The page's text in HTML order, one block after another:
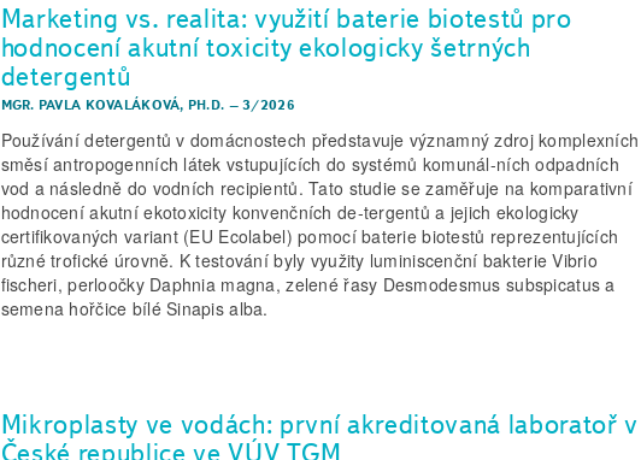
Marketing vs. realita: využití baterie biotestů pro
hodnocení akutní toxicity ekologicky šetrných
detergentů
MGR. PAVLA KOVALÁKOVÁ, PH.D. –3/2026
Používání detergentů v domácnostech představuje významný zdroj komplexních
směsí antropogenních látek vstupujících do systémů komunál-ních odpadních
vod a následně do vodních recipientů. Tato studie se zaměřuje na komparativní
hodnocení akutní ekotoxicity konvenčních de-tergentů a jejich ekologicky
certifikovaných variant (EU Ecolabel) pomocí baterie biotestů reprezentujících
různé trofické úrovně. K testování byly využity luminiscenční bakterie Vibrio
fischeri, perloočky Daphnia magna, zelené řasy Desmodesmus subspicatus a
semena hořčice bílé Sinapis alba.
Mikroplasty ve vodách: první akreditovaná laboratoř v
České republice ve VÚV TGM